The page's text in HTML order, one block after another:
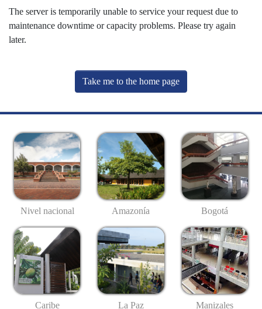
The server is temporarily unable to service your request due to
maintenance downtime or capacity problems. Please try again
later.
Take me to the home page
Nivel nacional Amazonía Bogotá
Caribe La Paz Manizales